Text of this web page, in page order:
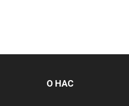
О НАС